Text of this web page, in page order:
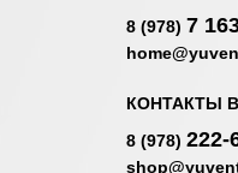
8 (978) 7
КОНТАКТЫ
8 (978) 222-